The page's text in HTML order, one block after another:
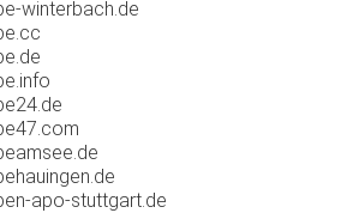
winterbach.de
apo-stuttgart.de